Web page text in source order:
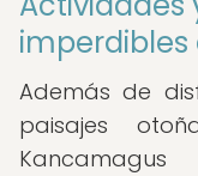
imperdibles
Además de
paisajes
Kancamagus